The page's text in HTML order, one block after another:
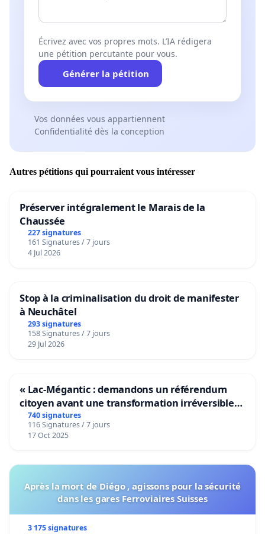
Écrivez avec vos propres mots. L’IA rédigera
une pétition percutante pour vous.
Générer la pétition
Vos données vous appartiennent
Confidentialité dès la conception
Autres pétitions qui pourraient vous intéresser
Préserver intégralement le Marais de la
Chaussée
227 signatures
161 Signatures / 7 jours
4 Jul 2026
Stop à la criminalisation du droit de manifester
à Neuchâtel
293 signatures
158 Signatures / 7 jours
29 Jul 2026
« Lac-Mégantic : demandons un référendum
citoyen avant une transformation irréversible
de notre territoire »
740 signatures
116 Signatures / 7 jours
17 Oct 2025
Après la mort de Diégo , agissons pour la sécurité
dans les gares Ferroviaires Suisses
3 175 signatures